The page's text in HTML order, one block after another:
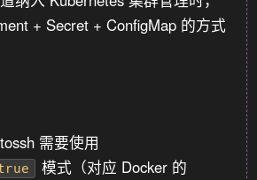
+ Secret + ConfigMap 的方式
需要使用
模式（对应 Docker 的